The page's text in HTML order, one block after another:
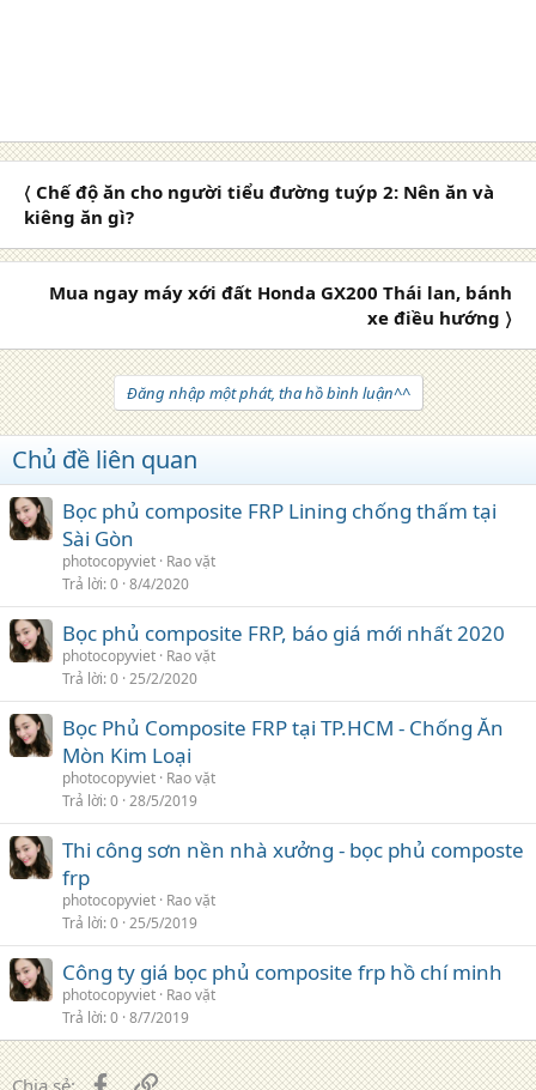
〈 Chế độ ăn cho người tiểu đường tuýp 2: Nên ăn và
kiêng ăn gì?
Mua ngay máy xới đất Honda GX200 Thái lan, bánh
xe điều hướng 〉
Đăng nhập một phát, tha hồ bình luận^^
Chủ đề liên quan
Bọc phủ composite FRP Lining chống thấm tại
Sài Gòn
photocopyviet Rao vặt
Trả lời 0 8/4/2020
Bọc phủ composite FRP, báo giá mới nhất 2020
photocopyviet Rao vặt
Trả lời 0 25/2/2020
Bọc Phủ Composite FRP tại TP.HCM - Chống Ăn
Mòn Kim Loại‎
photocopyviet Rao vặt
Trả lời 0 28/5/2019
Thi công sơn nền nhà xưởng - bọc phủ composte
frp
photocopyviet Rao vặt
Trả lời 0 25/5/2019
Công ty giá bọc phủ composite frp hồ chí minh
photocopyviet Rao vặt
Trả lời 0 8/7/2019
Chia sẻ: FacebookLiên kết